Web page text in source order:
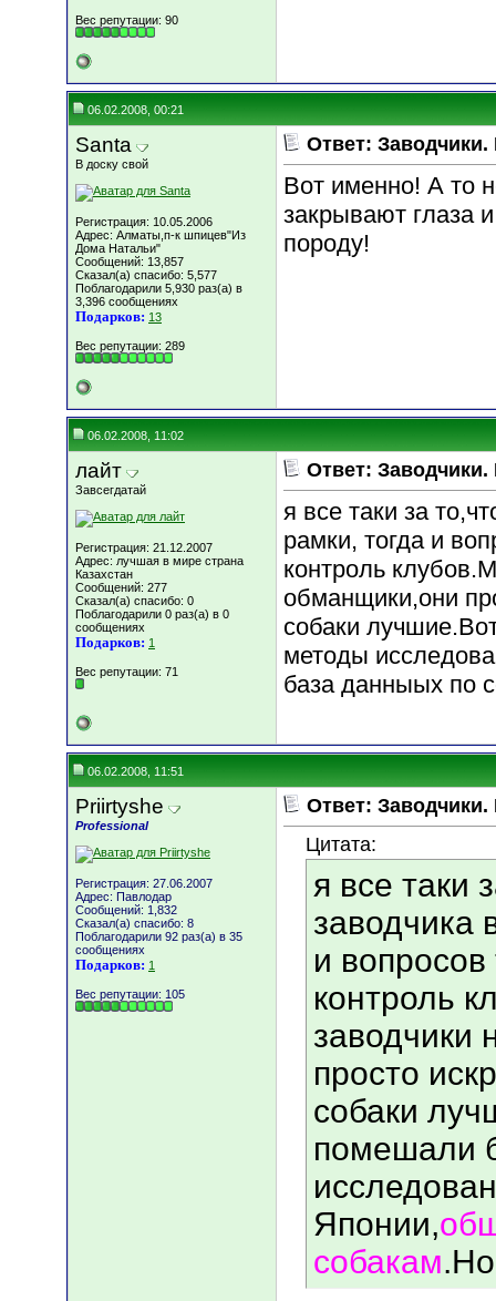
Вес репутации: 90
06.02.2008, 00:21
Santa
В доску свой
Регистрация: 10.05.2006
Адрес: Алматы,п-к шпицев"Из
Дома Натальи"
Сообщений: 13,857
Сказал(а) спасибо: 5,577
Поблагодарили 5,930 раз(а) в
3,396 сообщениях
Подарков: 13
Вес репутации: 289
Ответ:
Вот именно! А то
закрывают глаза
породу!
06.02.2008, 11:02
лайт
Завсегдатай
Регистрация: 21.12.2007
Адрес: лучшая в мире страна
Казахстан
Сообщений: 277
Сказал(а) спасибо: 0
Поблагодарили 0 раз(а) в 0
сообщениях
Подарков: 1
Вес репутации: 71
Ответ:
я все таки за
рамки, тогда и
контроль
обманщики,они
собаки
методы
база данныых по
06.02.2008, 11:51
Priirtyshe
Professional
Регистрация: 27.06.2007
Адрес: Павлодар
Сообщений: 1,832
Сказал(а) спасибо: 8
Поблагодарили 92 раз(а) в 35
сообщениях
Подарков: 1
Вес репутации: 105
Ответ:
Цитата:
я все таки
заводчика
и вопросов
контроль
заводчики
просто
собаки
помешали
Японии,
собакам